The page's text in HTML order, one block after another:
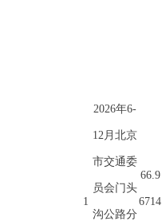
1
2026年6-
12月北京
市交通委
员会门头
沟公路分
66.9
6714